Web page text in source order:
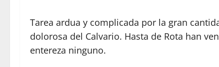
Tarea ardua y complicada por la gran
dolorosa del Calvario. Hasta de Rota han
entereza ninguno.